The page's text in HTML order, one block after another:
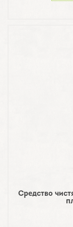
Средство